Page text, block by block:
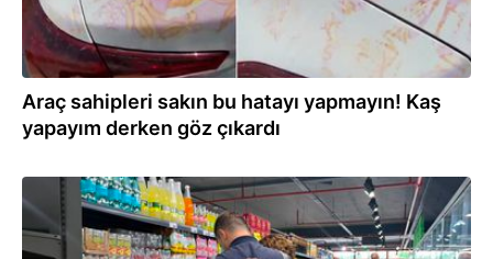
Araç sahipleri sakın bu hatayı yapmayın! Kaş
yapayım derken göz çıkardı
10.07.2026